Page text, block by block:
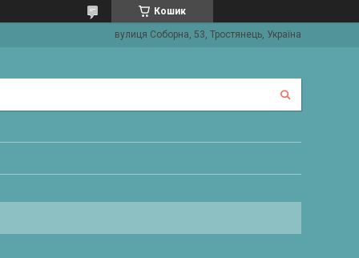
Кошик
вулиця Соборна, 53, Тростянець, Україна